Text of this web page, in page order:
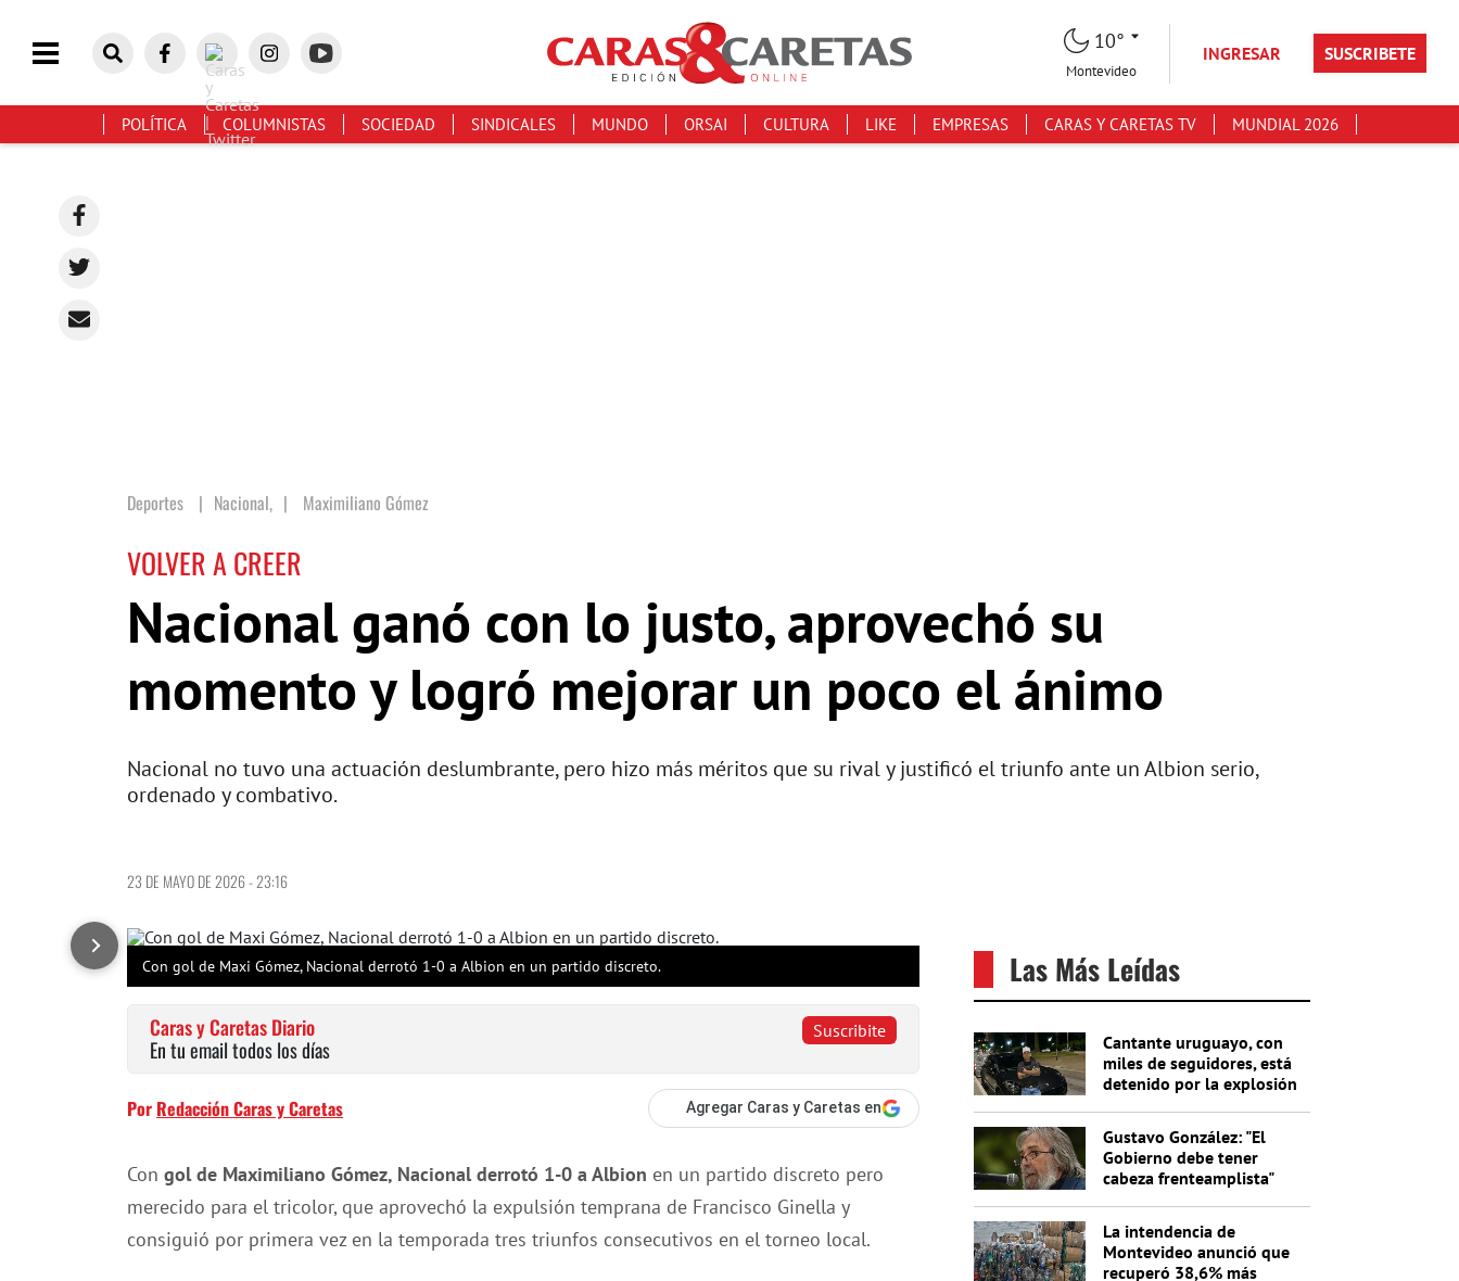
10°
Montevideo
INGRESAR SUSCRIBETE
POLÍTICA COLUMNISTAS SOCIEDAD SINDICALES MUNDO ORSAI CULTURA LIKE EMPRESAS CARAS Y CARETAS TV MUNDIAL 2026
Deportes Nacional, | Maximiliano Gómez
VOLVER A CREER
Nacional ganó con lo justo, aprovechó su
momento y logró mejorar un poco el ánimo
Nacional no tuvo una actuación deslumbrante, pero hizo más méritos que su rival y justificó el triunfo ante un Albion serio,
ordenado y combativo.
23 DE MAYO DE 2026 - 23:16
Con gol de Maxi Gómez, Nacional derrotó 1-0 a Albion en un partido discreto.
Suscribite
Caras y Caretas Diario
En tu email todos los días
Por Redacción Caras y Caretas Agregar Caras y Caretas en
Con gol de Maximiliano Gómez, Nacional derrotó 1-0 a Albion en un partido discreto pero
merecido para el tricolor, que aprovechó la expulsión temprana de Francisco Ginella y
consiguió por primera vez en la temporada tres triunfos consecutivos en el torneo local.
Las Más Leídas
Cantante uruguayo, con
miles de seguidores, está
detenido por la explosión
Gustavo González: "El
Gobierno debe tener
cabeza frenteamplista"
La intendencia de
Montevideo anunció que
recuperó 38,6% más